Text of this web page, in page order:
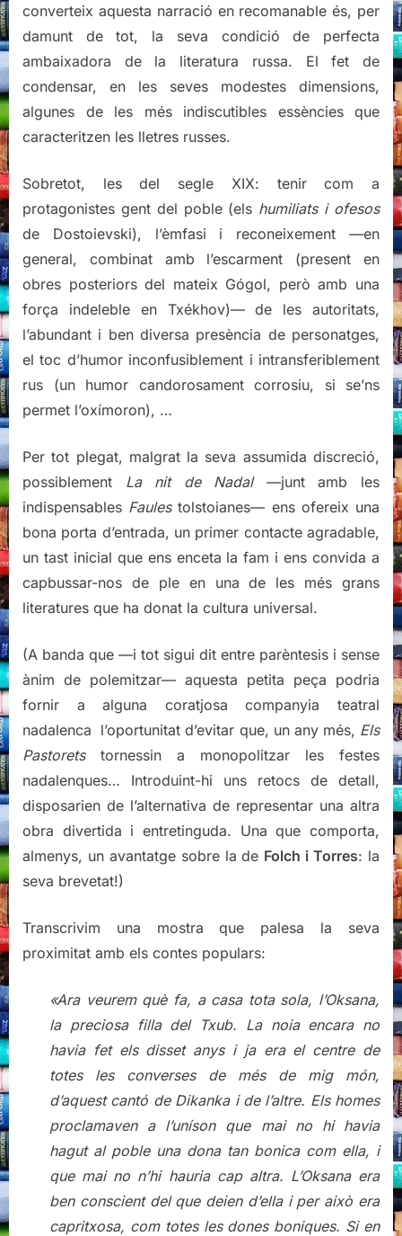
converteix aquesta narració en recomanable és, per
damunt de tot, la seva condició de perfecta
ambaixadora de la literatura russa. El fet de
condensar, en les seves modestes dimensions,
algunes de les més indiscutibles essències que
caracteritzen les lletres russes.
Sobretot, les del segle XIX: tenir com a
protagonistes gent del poble (els humiliats i ofesos
de Dostoievski), l’èmfasi i reconeixement —en
general, combinat amb l’escarment (present en
obres posteriors del mateix Gógol, però amb una
força indeleble en Txékhov)— de les autoritats,
l’abundant i ben diversa presència de personatges,
el toc d’humor inconfusiblement i intransferiblement
rus (un humor candorosament corrosiu, si se’ns
permet l’oxímoron), …
Per tot plegat, malgrat la seva assumida discreció,
possiblement La nit de Nadal—junt amb les
indispensables Faulestolstoianes— ens ofereix una
bona porta d’entrada, un primer contacte agradable,
un tast inicial que ens enceta la fam i ens convida a
capbussar-nos de ple en una de les més grans
literatures que ha donat la cultura universal.
(A banda que —i tot sigui dit entre parèntesis i sense
ànim de polemitzar— aquesta petita peça podria
fornir a alguna coratjosa companyia teatral
nadalenca l’oportunitat d’evitar que, un any més, Els
Pastoretstornessin a monopolitzar les festes
nadalenques… Introduint-hi uns retocs de detall,
disposarien de l’alternativa de representar una altra
obra divertida i entretinguda. Una que comporta,
almenys, un avantatge sobre la de Folch i Torres: la
seva brevetat!)
Transcrivim una mostra que palesa la seva
proximitat amb els contes populars:
«Ara veurem què fa, a casa tota sola, l’Oksana,
la preciosa filla del Txub. La noia encara no
havia fet els disset anys i ja era el centre de
totes les converses de més de mig món,
d’aquest cantó de Dikanka i de l’altre. Els homes
proclamaven a l’uníson que mai no hi havia
hagut al poble una dona tan bonica com ella, i
que mai no n’hi hauria cap altra. L’Oksana era
ben conscient del que deien d’ella i per això era
capritxosa, com totes les dones boniques. Si en